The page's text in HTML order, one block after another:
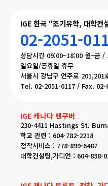
IGE 한국 “조기유학, 대학컨
02-2051-
상담시간 09:00~18:00 월~금 /
일요일/공휴일 휴무
서울시 강남구 언주로 201,201
Tel. 02-2051-0117 / Fax. 02-
IGE 캐나다 밴쿠버
230-4411 Hastings St.
학교 관련 : 604-782-2218
정착서비스 : 778-899-6487
대학컨설팅,가디언 : 604-838-